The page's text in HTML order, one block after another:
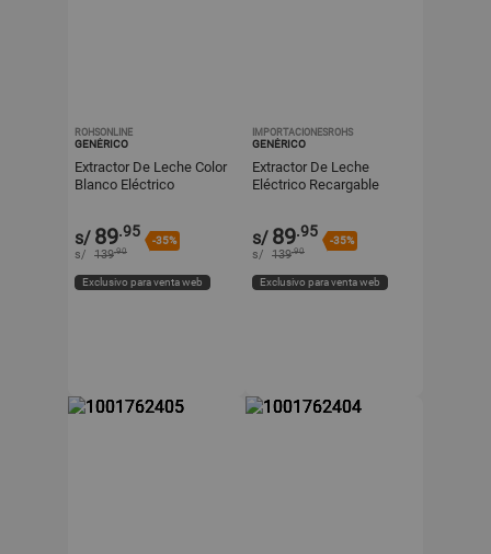
ROHSONLINE
GENÉRICO
Extractor De Leche Color
Blanco Eléctrico
s/ 89.95
-35%
s/ 139.90
Exclusivo para venta web
IMPORTACIONESROHS
GENÉRICO
Extractor De Leche
Eléctrico Recargable
s/ 89.95
-35%
s/ 139.90
Exclusivo para venta web